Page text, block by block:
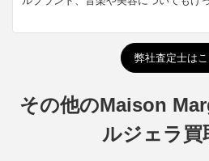
弊社査定士は
その他のMaison
ルジェラ買